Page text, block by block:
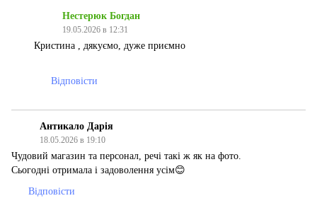
Нестерюк Богдан
19.05.2026 в 12:31
Кристина , дякуємо, дуже приємно
Відповісти
Антикало Дарія
18.05.2026 в 19:10
Чудовий магазин та персонал, речі такі ж як на фото.
Сьогодні отримала і задоволення усім😊
Відповісти